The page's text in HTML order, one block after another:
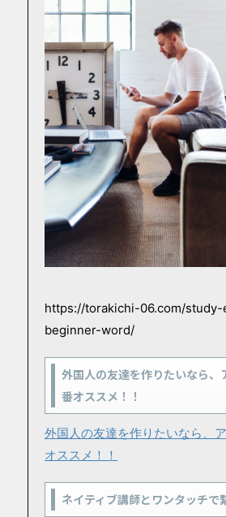
https://torakichi-06.com/
beginner-word/
外国人の友達を作りたいなら、
番オススメ！！
外国人の友達を作りたいなら、
オススメ！！
ネイティブ講師とワンタッチで